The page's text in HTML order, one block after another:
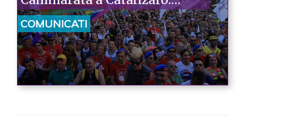
Piazzoni: «Raccontano la
nostra ostinazione»
COMUNICATI